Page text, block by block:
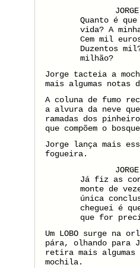
Quanto é
vida? A
Cem mil
Duzentos
milhão?
Jorge tacteia a
mais algumas
A coluna de fumo
a alvura da neve
ramadas dos
que compõem o
Jorge lança mais
fogueira.
Já fiz as
monte de
única
cheguei é
que for
Um LOBO surge na
pára, olhando para
retira mais algumas
mochila.